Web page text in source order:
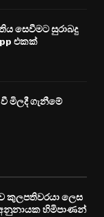
සෙවීමට සුරාබදු
එකක්
මිලදී ගැනීමේ
කුලපතිවරයා ලෙස
හිමිපාණන්